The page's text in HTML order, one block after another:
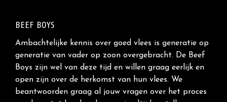
BEEF BOYS
Ambachtelijke kennis over goed vlees is generatie op
generatie van vader op zoon overgebracht. De Beef
Boys zijn wel van deze tijd en willen graag eerlijk en
open zijn over de herkomst van hun vlees. We
beantwoorden graag al jouw vragen over het proces